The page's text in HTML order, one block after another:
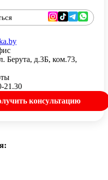
Берута, д.3Б, ком.73,
21.30
консультацию